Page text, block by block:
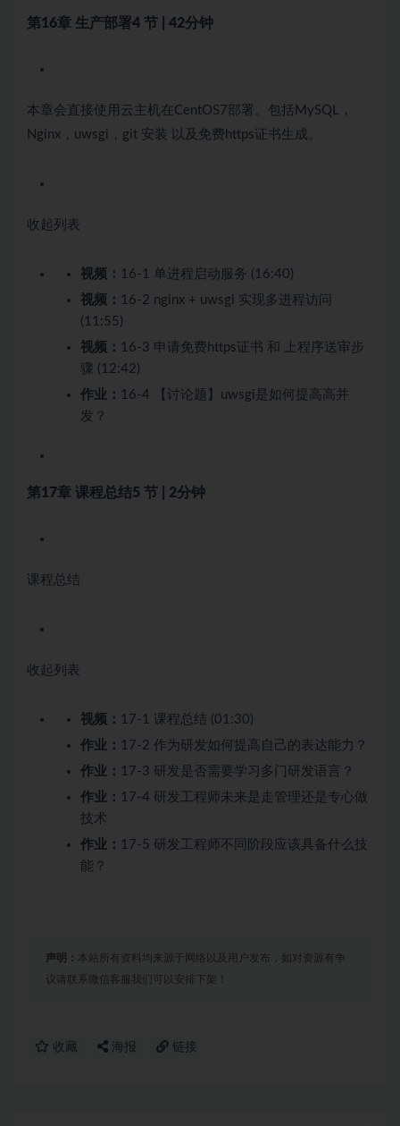
第16章 生产部署4 节 | 42分钟
本章会直接使用云主机在CentOS7部署。包括MySQL，
Nginx，uwsgi，git 安装 以及免费https证书生成。
收起列表
视频： 16-1 单进程启动服务 (16:40)
视频： 16-2 nginx + uwsgi 实现多进程访问
(11:55)
视频： 16-3 申请免费https证书 和 上程序送审步
骤 (12:42)
作业： 16-4 【讨论题】uwsgi是如何提高高并
发？
第17章 课程总结5 节 | 2分钟
课程总结
收起列表
视频： 17-1 课程总结 (01:30)
作业： 17-2 作为研发如何提高自己的表达能力？
作业： 17-3 研发是否需要学习多门研发语言？
作业： 17-4 研发工程师未来是走管理还是专心做
技术
作业： 17-5 研发工程师不同阶段应该具备什么技
能？
声明： 本站所有资料均来源于网络以及用户发布，如对资源有争
议请联系微信客服我们可以安排下架！
收藏 海报 链接